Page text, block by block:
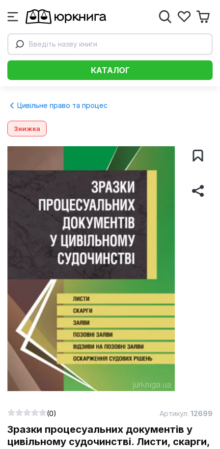
Введіть назву книги
КАТАЛОГ
Цивільне право та процес
Знижка
Зразки процесуальних документів у
цивільному судочинстві. Листи, скарги,
(0) Артикул: 12699